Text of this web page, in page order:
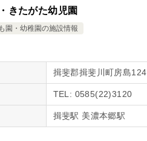
きたがた幼児園
園・幼稚園の施設情報
揖斐郡揖斐川町房島124
TEL: 0585(22)3120
揖斐駅 美濃本郷駅